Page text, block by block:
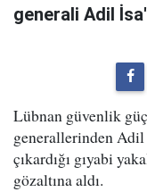
generali Adil
Lübnan güvenlik
generallerinden Adil
çıkardığı gıyabi
gözaltına aldı.